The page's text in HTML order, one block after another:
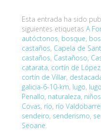
Esta entrada ha sido
siguientes etiquetas A
autóctonos, bosque,
castaños, Capela de
castaños, Castañoso,
catarata, cortín de López
cortín de Villar,
galicia-6-10-km, lugo,
Penallo, naturaleza, niños
Covas, río, río
sendeiro, senderismo,
Seoane.